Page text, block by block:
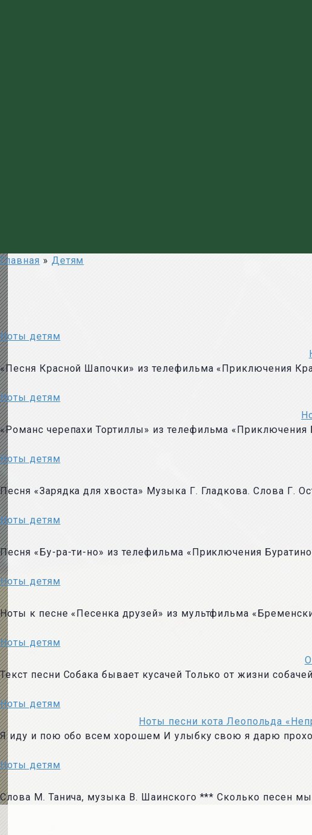
Главная » Детям
Ноты детям
«Песня Красной Шапочки» из телефильма «Приключения
Ноты детям
«Романс черепахи Тортиллы» из телефильма
Ноты детям
Песня «Зарядка для хвоста» Музыка Г. Гладкова. Слова Г.
Ноты детям
Песня «Бу-ра-ти-но» из телефильма «Приключения
Ноты детям
Ноты к песне «Песенка друзей» из мультфильма
Ноты детям
Текст песни Собака бывает кусачей Только от жизни
Ноты детям
Ноты песни кота Леопольда
Я иду и пою обо всем хорошем И улыбку свою я дарю
Ноты детям
Слова М. Танича, музыка В. Шаинского *** Сколько песен